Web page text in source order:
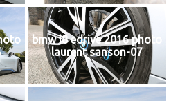
bmw i8 edrive 2016 photo
laurent sanson-07